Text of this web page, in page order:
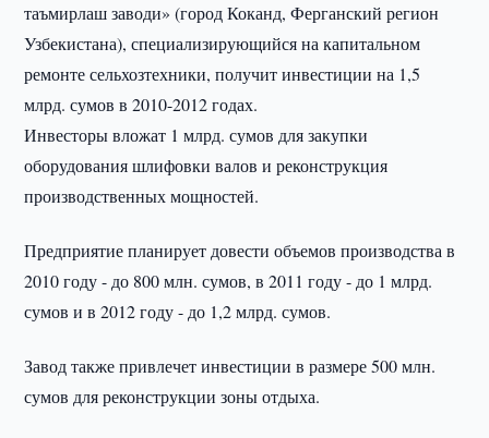
таъмирлаш заводи» (город Коканд, Ферганский регион
Узбекистана), специализирующийся на капитальном
ремонте сельхозтехники, получит инвестиции на 1,5
млрд. сумов в 2010-2012 годах.
Инвесторы вложат 1 млрд. сумов для закупки
оборудования шлифовки валов и реконструкция
производственных мощностей.
Предприятие планирует довести объемов производства в
2010 году - до 800 млн. сумов, в 2011 году - до 1 млрд.
сумов и в 2012 году - до 1,2 млрд. сумов.
Завод также привлечет инвестиции в размере 500 млн.
сумов для реконструкции зоны отдыха.